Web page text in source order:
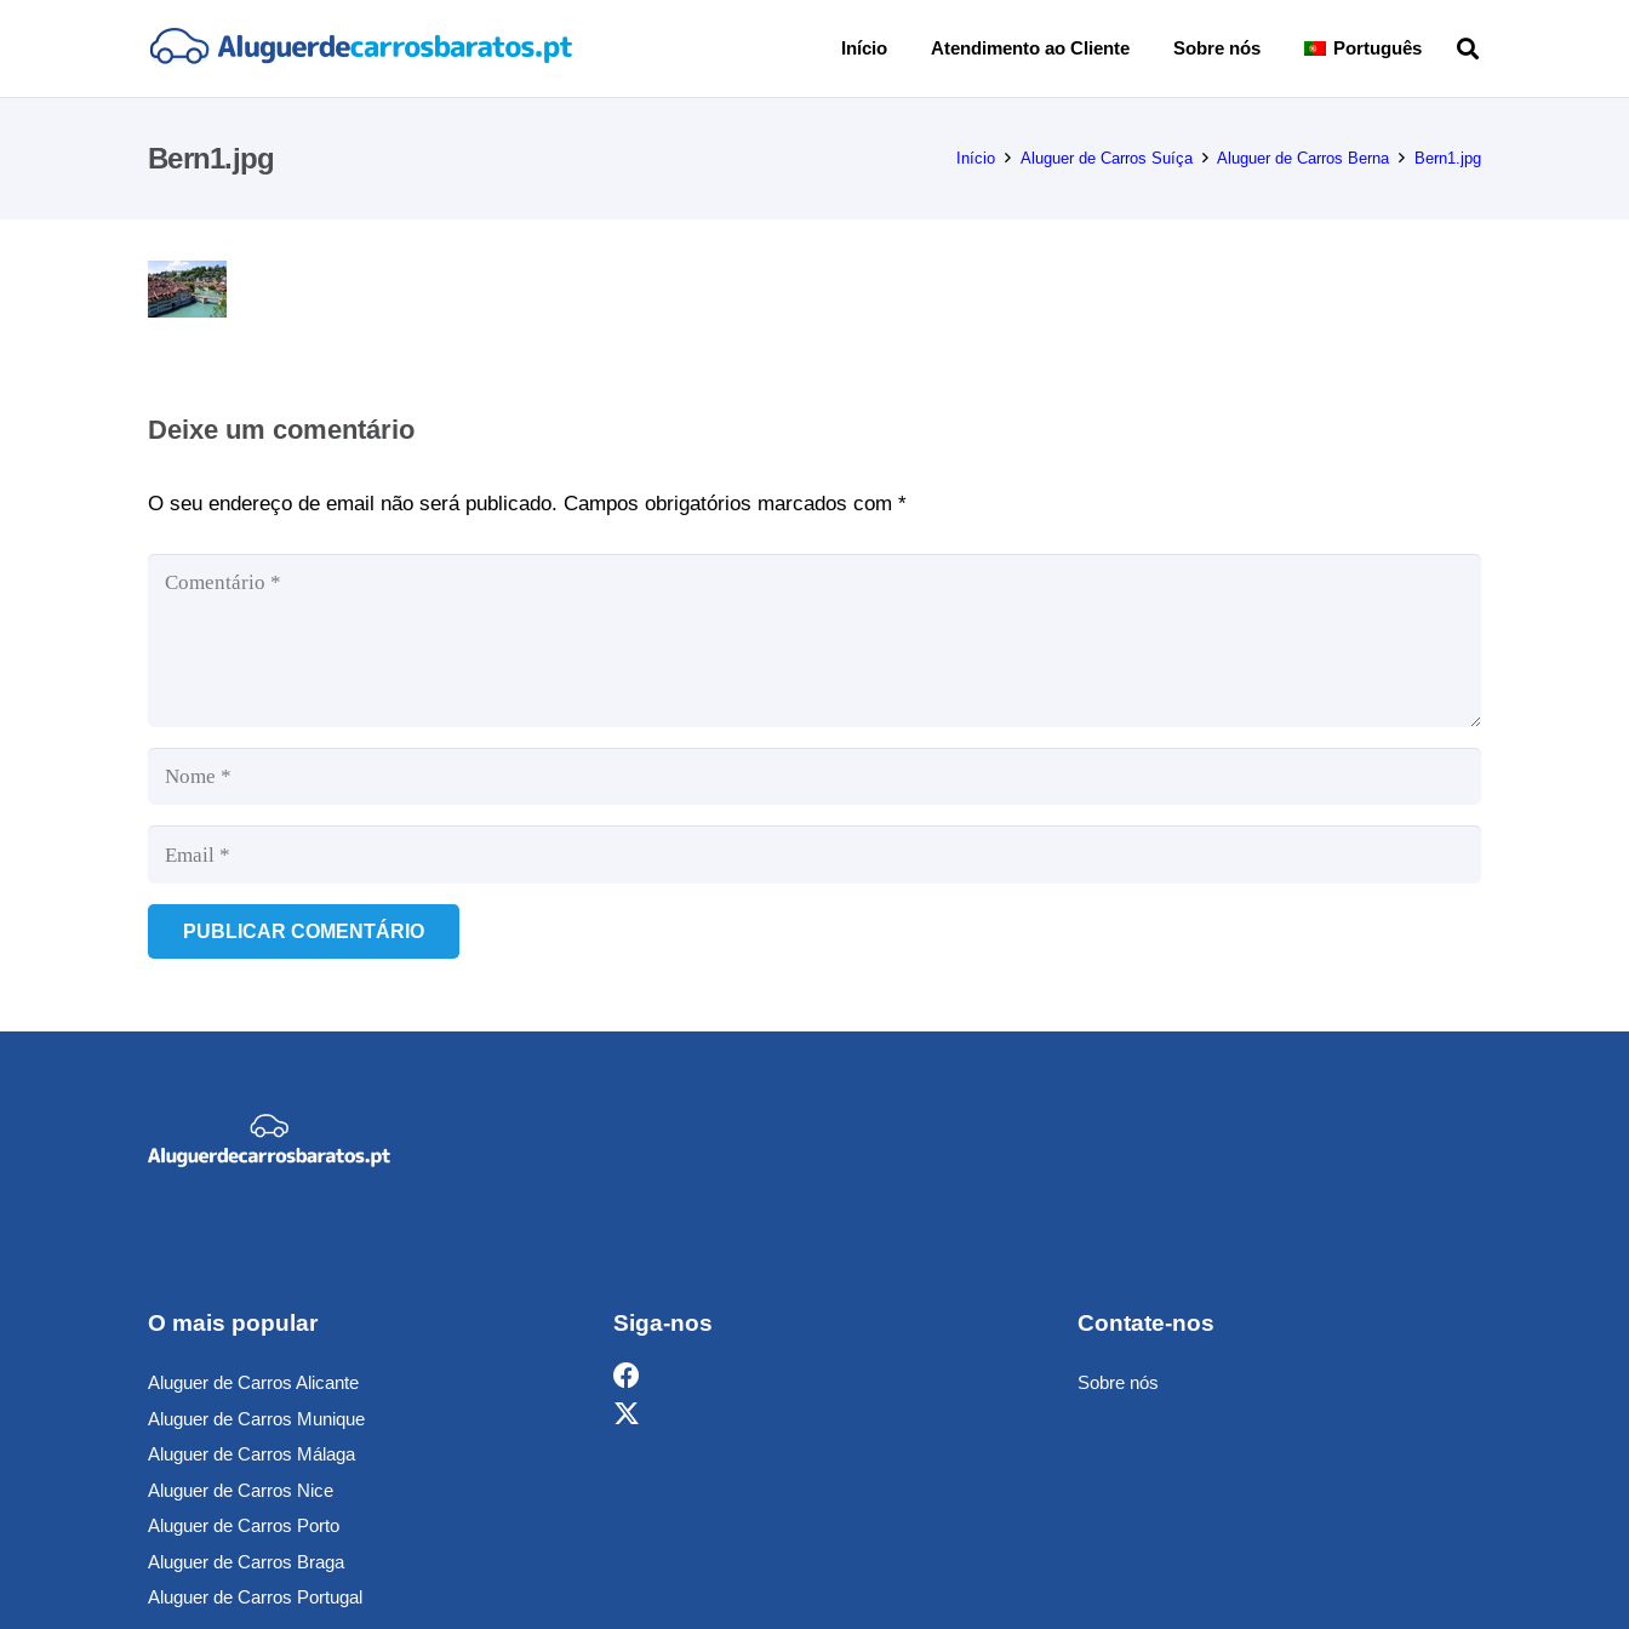
Início Atendimento ao Cliente Sobre nós Português
Bern1.jpg Início Aluguer de Carros Suíça Aluguer de Carros Berna Bern1.jpg
Deixe um comentário
O seu endereço de email não será publicado. Campos obrigatórios marcados com *
PUBLICAR COMENTÁRIO
O mais popular
Aluguer de Carros Alicante
Aluguer de Carros Munique
Aluguer de Carros Málaga
Aluguer de Carros Nice
Aluguer de Carros Porto
Aluguer de Carros Braga
Aluguer de Carros Portugal
Siga-nos Contate-nos
Sobre nós